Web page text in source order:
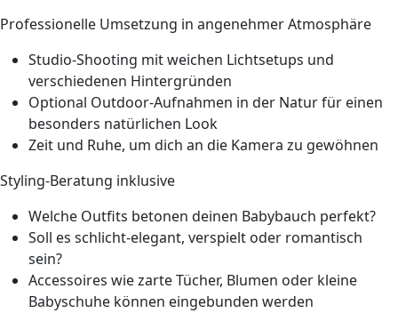
Professionelle Umsetzung in angenehmer Atmosphäre
Studio-Shooting mit weichen Lichtsetups und
verschiedenen Hintergründen
Optional Outdoor-Aufnahmen in der Natur für einen
besonders natürlichen Look
Zeit und Ruhe, um dich an die Kamera zu gewöhnen
Styling-Beratung inklusive
Welche Outfits betonen deinen Babybauch perfekt?
Soll es schlicht-elegant, verspielt oder romantisch
sein?
Accessoires wie zarte Tücher, Blumen oder kleine
Babyschuhe können eingebunden werden